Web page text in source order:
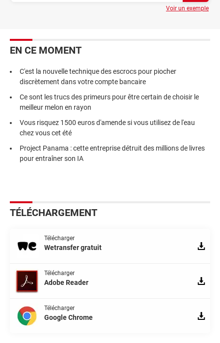
Voir un exemple
EN CE MOMENT
C'est la nouvelle technique des escrocs pour piocher
discrètement dans votre compte bancaire
Ce sont les trucs des primeurs pour être certain de choisir le
meilleur melon en rayon
Vous risquez 1500 euros d'amende si vous utilisez de l'eau
chez vous cet été
Project Panama : cette entreprise détruit des millions de livres
pour entraîner son IA
TÉLÉCHARGEMENT
Télécharger
Wetransfer gratuit
Télécharger
Adobe Reader
Télécharger
Google Chrome